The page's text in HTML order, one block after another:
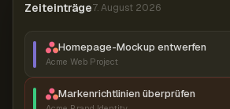
Zeiteinträge7. August 2026
Homepage-Mockup entwerfen
Acme Web Project
Markenrichtlinien überprüfen